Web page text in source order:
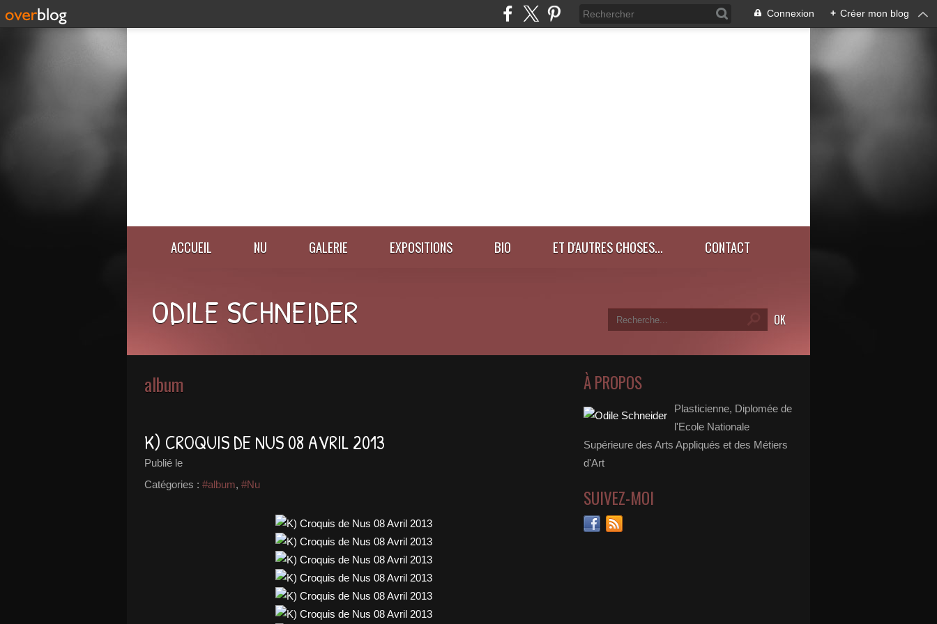
Connexion + Créer mon blog
ACCUEIL NU GALERIE EXPOSITIONS BIO ET D'AUTRES CHOSES... CONTACT
ODILE SCHNEIDER
album
K) CROQUIS DE NUS 08 AVRIL 2013
Publié le
Catégories : #album, #Nu
À PROPOS
Plasticienne, Diplomée de
l'Ecole Nationale
Supérieure des Arts Appliqués et des Métiers
d'Art
SUIVEZ-MOI